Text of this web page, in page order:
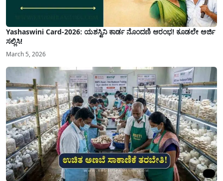
Yashaswini Card-2026: ಯಶಸ್ವಿನಿ ಕಾರ್ಡ ನೊಂದಣಿ ಆರಂಭ! ಕೂಡಲೇ ಅರ್ಜಿ
ಸಲ್ಲಿಸಿ!
March 5, 2026